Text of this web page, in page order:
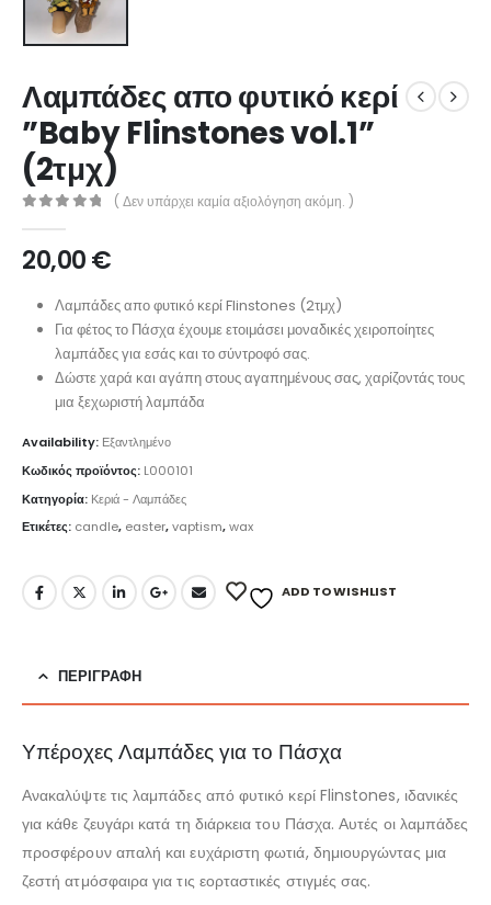
Λαμπάδες απο φυτικό κερί
”Baby Flinstones vol.1”
(2τμχ)
( Δεν υπάρχει καμία αξιολόγηση ακόμη. )
20,00€
Λαμπάδες απο φυτικό κερί Flinstones (2τμχ)
Για φέτος το Πάσχα έχουμε ετοιμάσει μοναδικές χειροποίητες
λαμπάδες για εσάς και το σύντροφό σας.
Δώστε χαρά και αγάπη στους αγαπημένους σας, χαρίζοντάς τους
μια ξεχωριστή λαμπάδα
Availability: Εξαντλημένο
Κωδικός προϊόντος: L000101
Κατηγορία: Κεριά - Λαμπάδες
Ετικέτες: candle, easter,vaptism,wax
ADD TO WISHLIST
ΠΕΡΙΓΡΑΦΉ
Υπέροχες Λαμπάδες για το Πάσχα
Ανακαλύψτε τις λαμπάδες από φυτικό κερί Flinstones, ιδανικές
για κάθε ζευγάρι κατά τη διάρκεια του Πάσχα. Αυτές οι λαμπάδες
προσφέρουν απαλή και ευχάριστη φωτιά, δημιουργώντας μια
ζεστή ατμόσφαιρα για τις εορταστικές στιγμές σας.